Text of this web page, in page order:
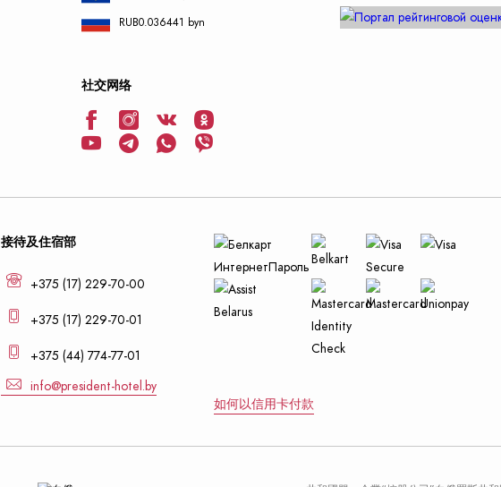
RUB0.036441 byn
社交网络
接待及住宿部
+375 (17) 229-70-00
+375 (17) 229-70-01
+375 (44) 774-77-01
info@president-hotel.by
如何以信用卡付款